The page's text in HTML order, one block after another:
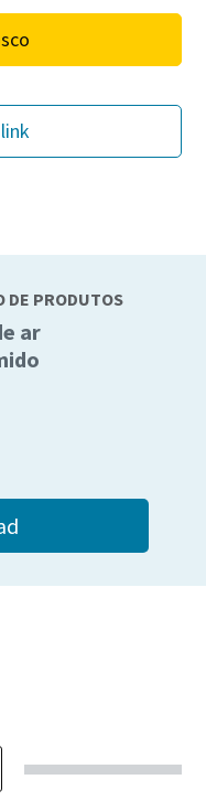
ecológica e mais
DE PRODUTOS
ar